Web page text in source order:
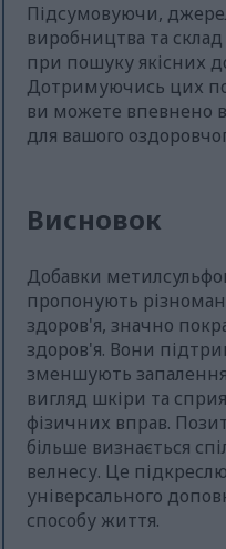
Підсумовуючи,
виробництва та
при пошуку якісних
Дотримуючись цих
ви можете впевнено
для вашого
Висновок
Добавки
пропонують
здоров'я, значно
здоров'я. Вони
зменшують
вигляд шкіри та
фізичних вправ.
більше визнається
велнесу. Це
універсального
способу життя.